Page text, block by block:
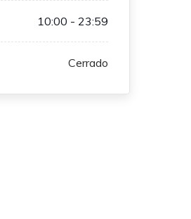
10:00 - 23:59
Cerrado